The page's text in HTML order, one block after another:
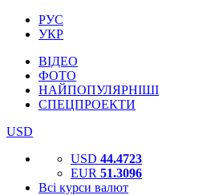
РУС
УКР
ВІДЕО
ФОТО
НАЙПОПУЛЯРНІШІ
СПЕЦПРОЕКТИ
USD
USD 44.4723
EUR 51.3096
Всі курси валют